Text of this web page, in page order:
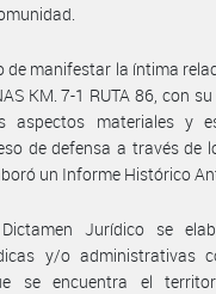
de manifestar la íntima
KM. 7-1 RUTA 86, con
aspectos materiales y
de defensa a través de
un Informe Histórico
Jurídico se
y/o administrativas
se encuentra el